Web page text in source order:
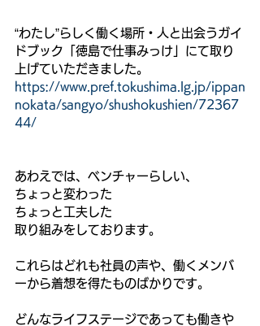
“わたし”らしく働く場所・人と出会うガイ
ドブック「徳島で仕事みっけ」にて取り
上げていただきました。
https://www.pref.tokushima.lg.jp/ippan
nokata/sangyo/shushokushien/72367
44/
あわえでは、ベンチャーらしい、
ちょっと変わった
ちょっと工夫した
取り組みをしております。
これらはどれも社員の声や、働くメンバ
ーから着想を得たものばかりです。
どんなライフステージであっても働きや